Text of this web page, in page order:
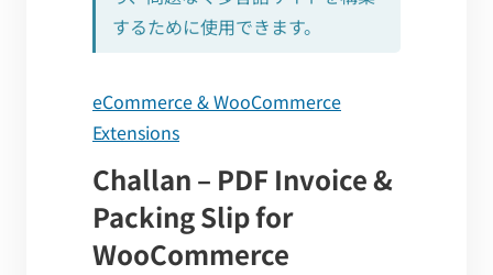
するために使用できます。
eCommerce & WooCommerce
Extensions
Challan – PDF Invoice &
Packing Slip for
WooCommerce